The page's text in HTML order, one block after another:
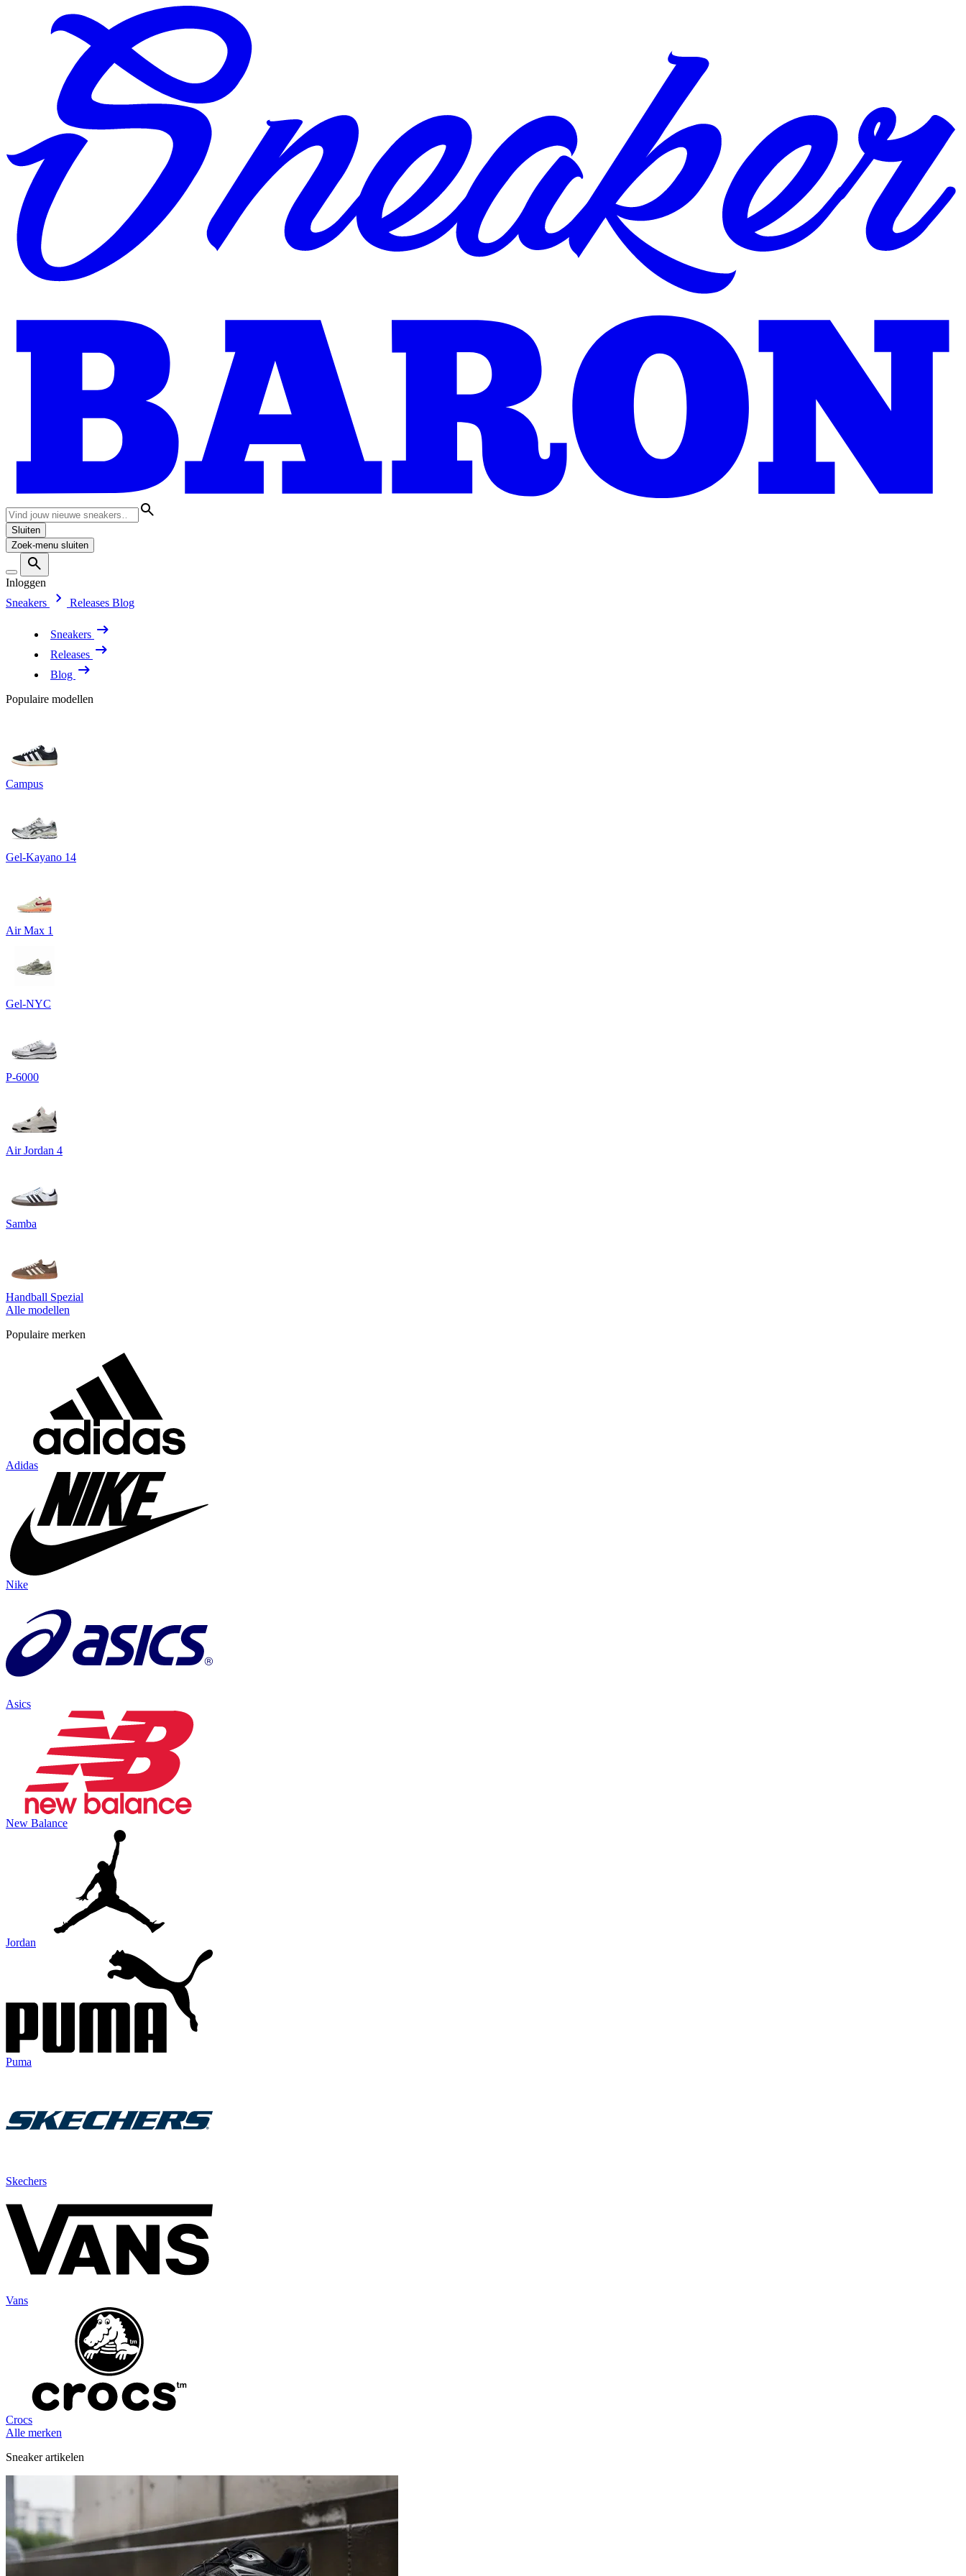
Sluiten
Zoek-menu sluiten
Inloggen
Sneakers
Releases Blog
Sneakers
Releases
Blog
Populaire modellen
Campus
Gel-Kayano 14
Air Max 1
Gel-NYC
P-6000
Air Jordan 4
Samba
Handball Spezial
Alle modellen
Populaire merken
Adidas
Nike
Asics
New Balance
Jordan
Puma
Skechers
Vans
Crocs
Alle merken
Sneaker artikelen